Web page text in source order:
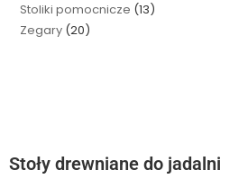
Stoliki pomocnicze 13
Zegary 20
Stoły drewniane do jadalni